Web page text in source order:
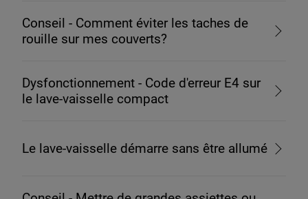
Conseil - Comment éviter les taches de
rouille sur mes couverts?
Dysfonctionnement - Code d'erreur E4 sur
le lave-vaisselle compact
Le lave-vaisselle démarre sans être allumé